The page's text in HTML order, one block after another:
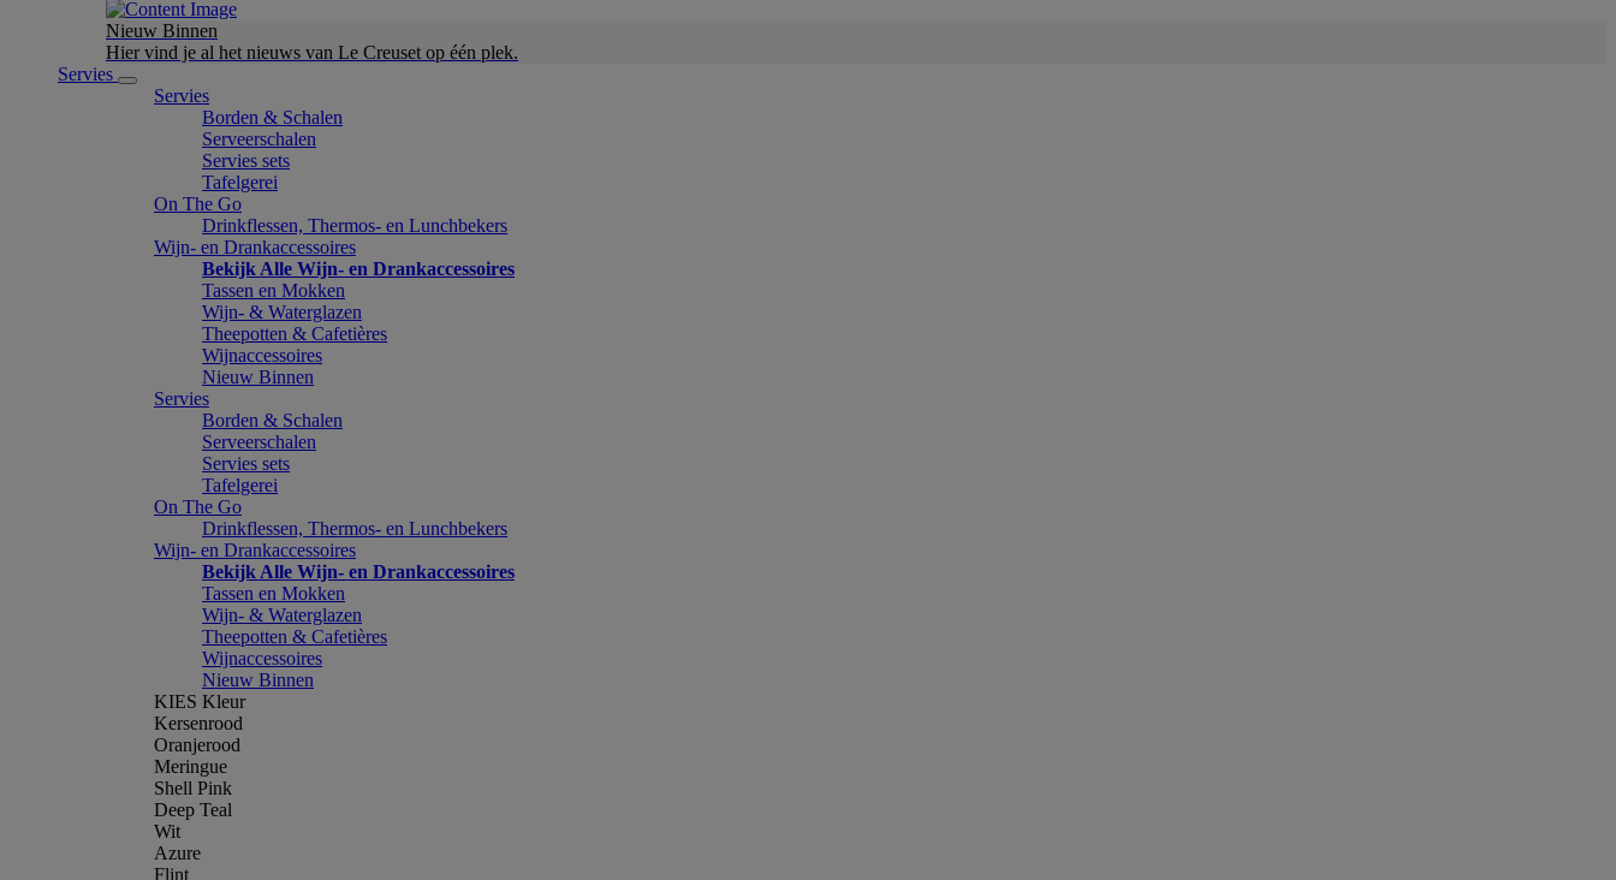
Nieuw Binnen
Hier vind je al het nieuws van Le Creuset op één plek.
Servies
Servies
Borden & Schalen
Serveerschalen
Servies sets
Tafelgerei
On The Go
Drinkflessen, Thermos- en Lunchbekers
Wijn- en Drankaccessoires
Bekijk Alle Wijn- en Drankaccessoires
Tassen en Mokken
Wijn- & Waterglazen
Theepotten & Cafetières
Wijnaccessoires
Nieuw Binnen
Servies
Borden & Schalen
Serveerschalen
Servies sets
Tafelgerei
On The Go
Drinkflessen, Thermos- en Lunchbekers
Wijn- en Drankaccessoires
Bekijk Alle Wijn- en Drankaccessoires
Tassen en Mokken
Wijn- & Waterglazen
Theepotten & Cafetières
Wijnaccessoires
Nieuw Binnen
KIES Kleur
Kersenrood
Oranjerood
Meringue
Shell Pink
Deep Teal
Wit
Azure
Flint